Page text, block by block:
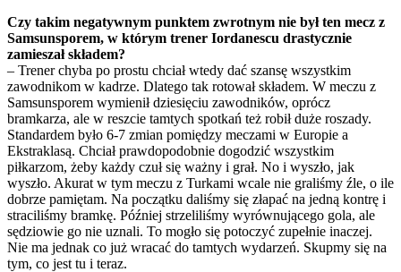
Czy takim negatywnym punktem zwrotnym nie był ten mecz z
Samsunsporem, w którym trener Iordanescu drastycznie
zamieszał składem?
– Trener chyba po prostu chciał wtedy dać szansę wszystkim
zawodnikom w kadrze. Dlatego tak rotował składem. W meczu z
Samsunsporem wymienił dziesięciu zawodników, oprócz
bramkarza, ale w reszcie tamtych spotkań też robił duże roszady.
Standardem było 6-7 zmian pomiędzy meczami w Europie a
Ekstraklasą. Chciał prawdopodobnie dogodzić wszystkim
piłkarzom, żeby każdy czuł się ważny i grał. No i wyszło, jak
wyszło. Akurat w tym meczu z Turkami wcale nie graliśmy źle, o ile
dobrze pamiętam. Na początku daliśmy się złapać na jedną kontrę i
straciliśmy bramkę. Później strzeliliśmy wyrównującego gola, ale
sędziowie go nie uznali. To mogło się potoczyć zupełnie inaczej.
Nie ma jednak co już wracać do tamtych wydarzeń. Skupmy się na
tym, co jest tu i teraz.